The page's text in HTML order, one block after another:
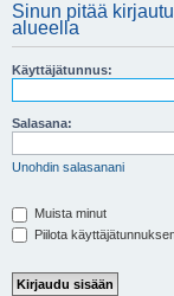
Sinun pitää
alueella
Käyttäjätunnus:
Salasana:
Unohdin salasanani
Muista minut
Piilota